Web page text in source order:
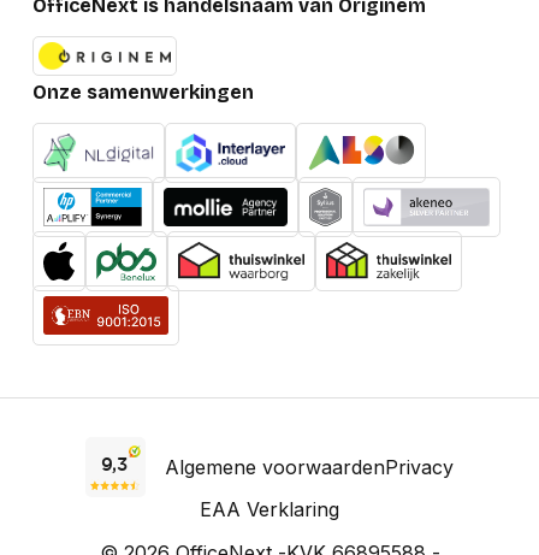
OfficeNext is handelsnaam van Originem
Onze samenwerkingen
Algemene voorwaardenPrivacy
EAA Verklaring